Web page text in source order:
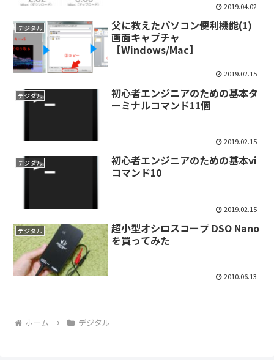
2019.04.02
デジタル
父に教えたパソコン便利機能(1)
画面キャプチャ
【Windows/Mac】
2019.02.15
デジタル
初心者エンジニアのための基本タ
ーミナルコマンド11個
2019.02.15
デジタル
初心者エンジニアのための基本vi
コマンド10
2019.02.15
デジタル
超小型オシロスコープ DSO Nano
を買ってみた
2010.06.13
ホーム デジタル